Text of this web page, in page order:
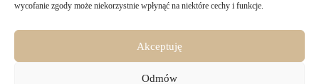
wycofanie zgody może niekorzystnie wpłynąć na niektóre cechy i funkcje.
Akceptuję
Odmów
Jak złożyć zamówienie
Formy płatności
14 dni na zwrot zakupów
INFORMACJE PRAWNE
Regulamin sklepu
KONTAKT